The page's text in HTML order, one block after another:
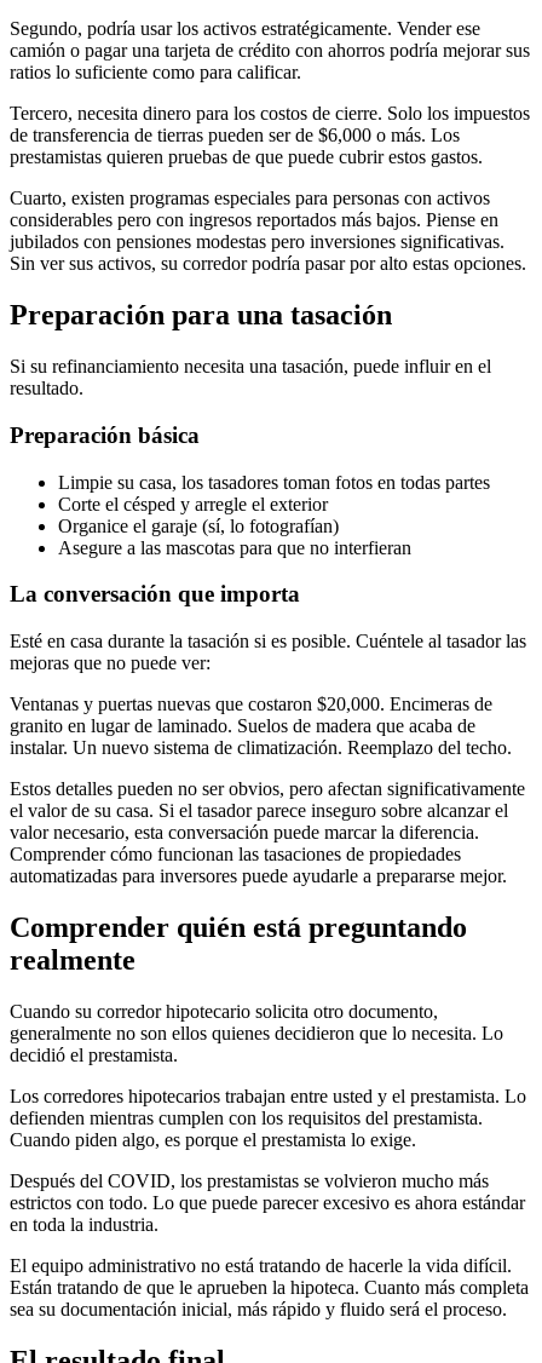
Segundo, podría usar los activos estratégicamente. Vender ese
camión o pagar una tarjeta de crédito con ahorros podría mejorar sus
ratios lo suficiente como para calificar.
Tercero, necesita dinero para los costos de cierre. Solo los impuestos
de transferencia de tierras pueden ser de $6,000 o más. Los
prestamistas quieren pruebas de que puede cubrir estos gastos.
Cuarto, existen programas especiales para personas con activos
considerables pero con ingresos reportados más bajos. Piense en
jubilados con pensiones modestas pero inversiones significativas.
Sin ver sus activos, su corredor podría pasar por alto estas opciones.
Preparación para una tasación
Si su refinanciamiento necesita una tasación, puede influir en el
resultado.
Preparación básica
Limpie su casa, los tasadores toman fotos en todas partes
Corte el césped y arregle el exterior
Organice el garaje (sí, lo fotografían)
Asegure a las mascotas para que no interfieran
La conversación que importa
Esté en casa durante la tasación si es posible. Cuéntele al tasador las
mejoras que no puede ver:
Ventanas y puertas nuevas que costaron $20,000. Encimeras de
granito en lugar de laminado. Suelos de madera que acaba de
instalar. Un nuevo sistema de climatización. Reemplazo del techo.
Estos detalles pueden no ser obvios, pero afectan significativamente
el valor de su casa. Si el tasador parece inseguro sobre alcanzar el
valor necesario, esta conversación puede marcar la diferencia.
Comprender cómo funcionan las tasaciones de propiedades
automatizadas para inversores puede ayudarle a prepararse mejor.
Comprender quién está preguntando
realmente
Cuando su corredor hipotecario solicita otro documento,
generalmente no son ellos quienes decidieron que lo necesita. Lo
decidió el prestamista.
Los corredores hipotecarios trabajan entre usted y el prestamista. Lo
defienden mientras cumplen con los requisitos del prestamista.
Cuando piden algo, es porque el prestamista lo exige.
Después del COVID, los prestamistas se volvieron mucho más
estrictos con todo. Lo que puede parecer excesivo es ahora estándar
en toda la industria.
El equipo administrativo no está tratando de hacerle la vida difícil.
Están tratando de que le aprueben la hipoteca. Cuanto más completa
sea su documentación inicial, más rápido y fluido será el proceso.